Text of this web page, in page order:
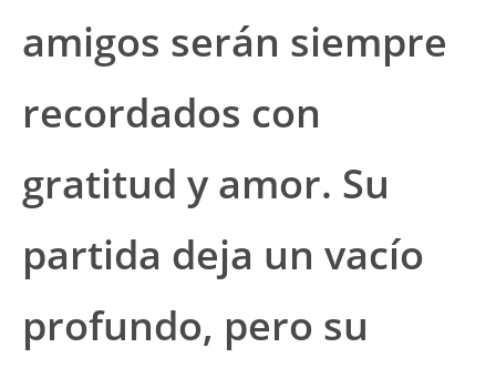
amigos serán siempre
recordados con
gratitud y amor. Su
partida deja un vacío
profundo, pero su